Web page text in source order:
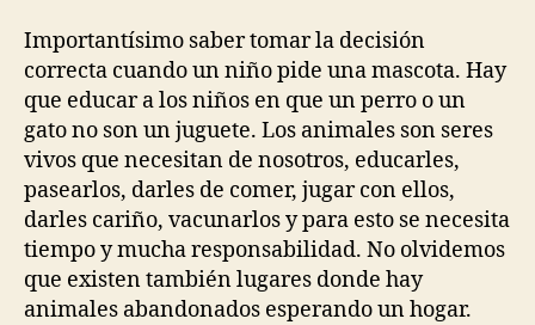
Importantísimo saber tomar la decisión
correcta cuando un niño pide una mascota. Hay
que educar a los niños en que un perro o un
gato no son un juguete. Los animales son seres
vivos que necesitan de nosotros, educarles,
pasearlos, darles de comer, jugar con ellos,
darles cariño, vacunarlos y para esto se necesita
tiempo y mucha responsabilidad. No olvidemos
que existen también lugares donde hay
animales abandonados esperando un hogar.